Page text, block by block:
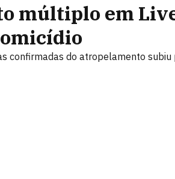
múltiplo em
confirmadas do atropelamento subiu